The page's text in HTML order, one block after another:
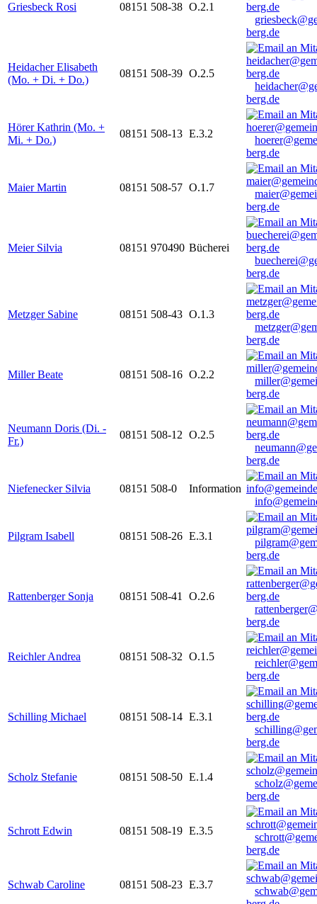
Griesbeck Rosi 08151 508-38 O.2.1
berg.de
Heidacher Elisabeth
(Mo. + Di. + Do.)
08151 508-39 O.2.5
berg.de
Hörer Kathrin (Mo. +
Mi. + Do.)
08151 508-13 E.3.2
berg.de
Maier Martin 08151 508-57 O.1.7
berg.de
Meier Silvia 08151 970490 Bücherei
berg.de
Metzger Sabine 08151 508-43 O.1.3
berg.de
Miller Beate 08151 508-16 O.2.2
berg.de
Neumann Doris (Di. -
Fr.)
08151 508-12 O.2.5
berg.de
Niefenecker Silvia 08151 508-0
Information
Pilgram Isabell 08151 508-26 E.3.1
berg.de
Rattenberger Sonja 08151 508-41
O.2.6
berg.de
Reichler Andrea 08151 508-32 O.1.5
berg.de
Schilling Michael 08151 508-14 E.3.1
berg.de
Scholz Stefanie 08151 508-50 E.1.4
berg.de
Schrott Edwin 08151 508-19 E.3.5
berg.de
Schwab Caroline 08151 508-23 E.3.7